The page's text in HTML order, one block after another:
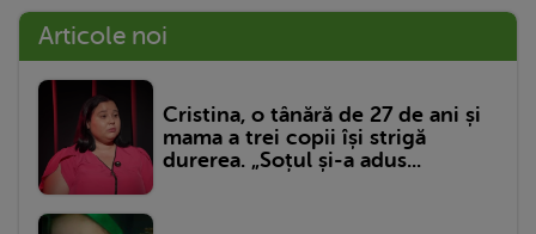
Articole noi
Cristina, o tânără de 27 de ani și
mama a trei copii își strigă
durerea. „Soțul și-a adus...